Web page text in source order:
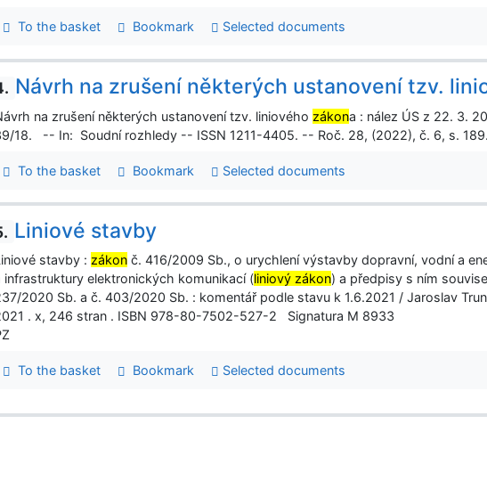
To the basket Bookmark Selected documents
Návrh na zrušení některých ustanovení tzv.
na zrušení některých ustanovení tzv. liniového zákona : nález ÚS z 22. 3.
18. -- In: Soudní rozhledy -- ISSN 1211-4405. -- Roč. 28, (2022), č. 6, s. 189.
To the basket Bookmark Selected documents
Liniové stavby
stavby : zákon č. 416/2009 Sb., o urychlení výstavby dopravní, vodní a
infrastruktury elektronických komunikací (liniový zákon) a předpisy s ním
2020 Sb. a č. 403/2020 Sb. : komentář podle stavu k 1.6.2021 / Jaroslav
. x, 246 stran . ISBN 978-80-7502-527-2 Signatura M 8933
To the basket Bookmark Selected documents